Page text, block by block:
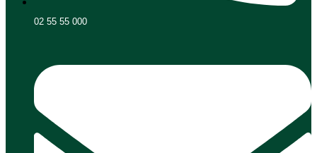
02 55 55 000